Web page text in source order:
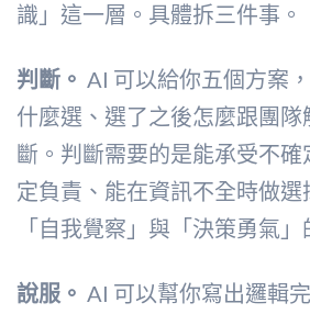
識」這一層。具體拆三件事。
判斷。 AI 可以給你五個方案
什麼選、選了之後怎麼跟團隊
斷。判斷需要的是能承受不
定負責、能在資訊不全時做選
「自我覺察」與「決策勇氣」
說服。 AI 可以幫你寫出邏輯